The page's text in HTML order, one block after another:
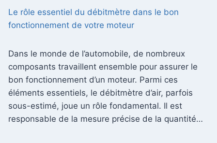
Le rôle essentiel du débitmètre dans le bon
fonctionnement de votre moteur
Dans le monde de l’automobile, de nombreux
composants travaillent ensemble pour assurer le
bon fonctionnement d’un moteur. Parmi ces
éléments essentiels, le débitmètre d’air, parfois
sous-estimé, joue un rôle fondamental. Il est
responsable de la mesure précise de la quantité…